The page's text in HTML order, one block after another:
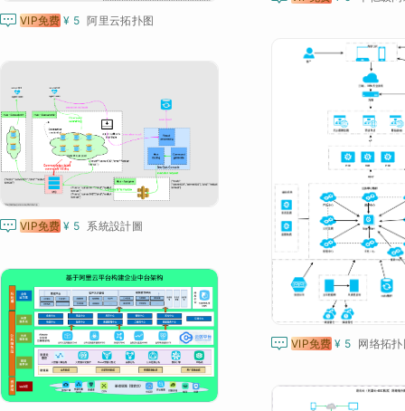
 VIP免费 ¥ 5 阿里云拓扑图
 VIP免费 ¥ 5 网络拓
 VIP免费 ¥ 5 系統設計圖